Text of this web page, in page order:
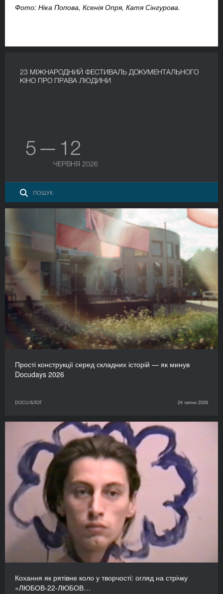
Фото: Ніка Попова, Ксенія Опря, Катя Сінгурова.
23 МІЖНАРОДНИЙ ФЕСТИВАЛЬ ДОКУМЕНТАЛЬНОГО
КІНО ПРО ПРАВА ЛЮДИНИ
5 — 12
ЧЕРВНЯ 2026
Прості конструкції серед складних історій — як минув
Docudays 2026
DOCU/БЛОГ 24 липня 2026
Кохання як рятівне коло у творчості: огляд на стрічку
«ЛЮБОВ-22-ЛЮБОВ…